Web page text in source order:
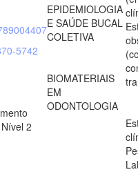
5742
2
EPIDEMIOLOGIA
E SAÚDE BUCAL
COLETIVA
BIOMATERIAIS
EM
ODONTOLOGIA